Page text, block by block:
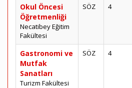
Okul Öncesi
Öğretmenliği
Necatibey Eğitim
Fakültesi
SÖZ 4
Gastronomi ve
Mutfak
Sanatları
Turizm Fakültesi
SÖZ 4